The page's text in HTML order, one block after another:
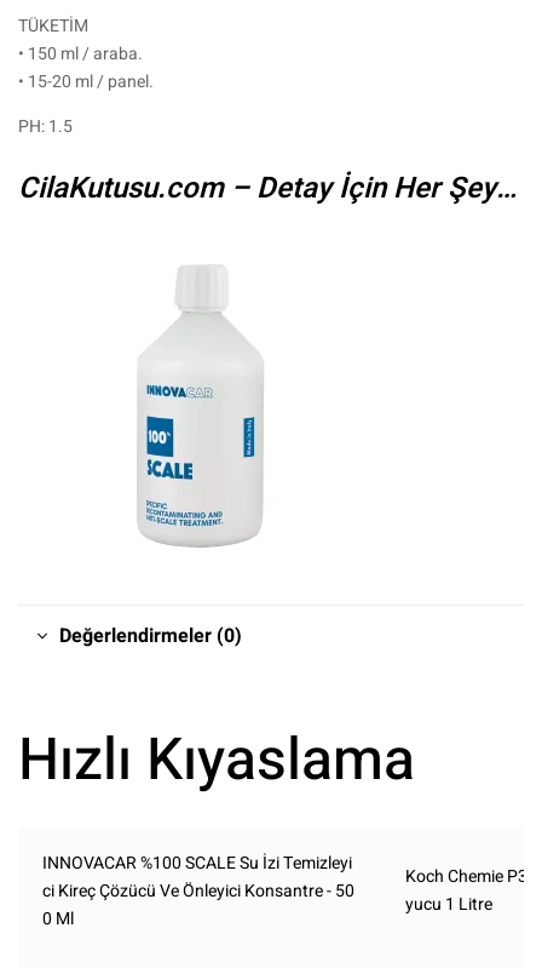
TÜKETİM
• 150 ml / araba.
• 15-20 ml / panel.
PH: 1.5
CilaKutusu.com – Detay İçin Her Şey…
Değerlendirmeler (0)
Hızlı Kıyaslama
INNOVACAR %100 SCALE Su İzi Temizleyi
ci Kireç Çözücü Ve Önleyici Konsantre - 50
0 Ml
Koch Chemie
yucu 1 Litre